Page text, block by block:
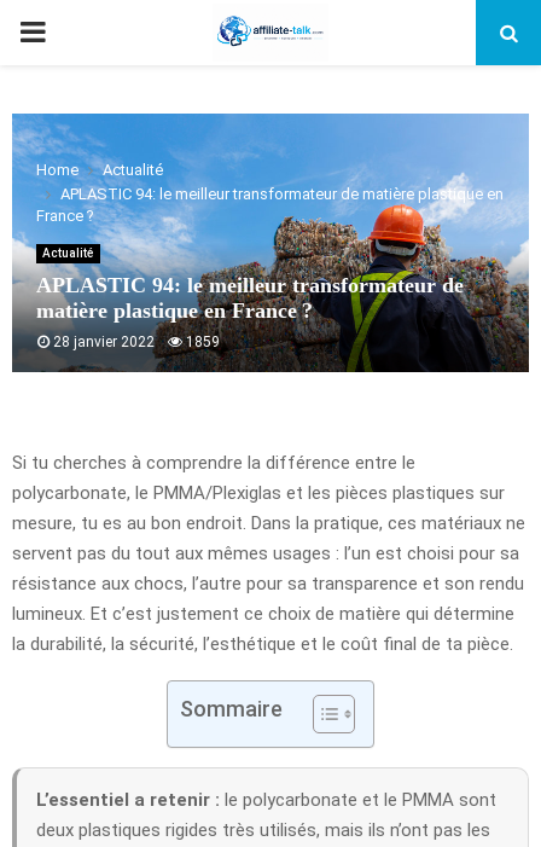
PRIMARY
Home
Actualité
APLASTIC 94: le meilleur transformateur de matière plastique en
France ?
Actualité
APLASTIC 94: le meilleur transformateur de
matière plastique en France ?
28 janvier 2022 1859
Si tu cherches à comprendre la différence entre le
polycarbonate, le PMMA/Plexiglas et les pièces plastiques sur
mesure, tu es au bon endroit. Dans la pratique, ces matériaux ne
servent pas du tout aux mêmes usages : l’un est choisi pour sa
résistance aux chocs, l’autre pour sa transparence et son rendu
lumineux. Et c’est justement ce choix de matière qui détermine
la durabilité, la sécurité, l’esthétique et le coût final de ta pièce.
Sommaire
L’essentiel a retenir : le polycarbonate et le PMMA sont
deux plastiques rigides très utilisés, mais ils n’ont pas les